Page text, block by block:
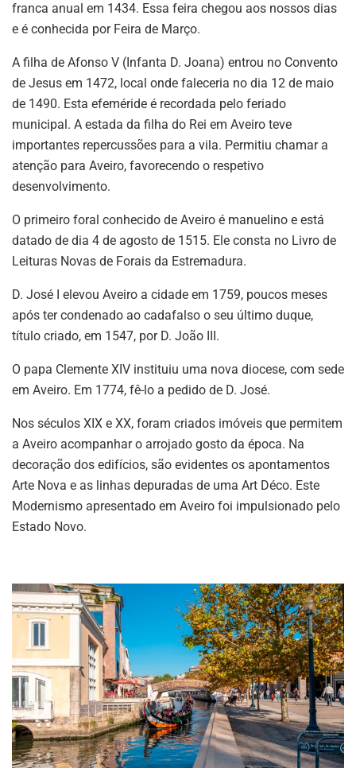
franca anual em 1434. Essa feira chegou aos nossos dias
e é conhecida por Feira de Março.
A filha de Afonso V (Infanta D. Joana) entrou no Convento
de Jesus em 1472, local onde faleceria no dia 12 de maio
de 1490. Esta efeméride é recordada pelo feriado
municipal. A estada da filha do Rei em Aveiro teve
importantes repercussões para a vila. Permitiu chamar a
atenção para Aveiro, favorecendo o respetivo
desenvolvimento.
O primeiro foral conhecido de Aveiro é manuelino e está
datado de dia 4 de agosto de 1515. Ele consta no Livro de
Leituras Novas de Forais da Estremadura.
D. José I elevou Aveiro a cidade em 1759, poucos meses
após ter condenado ao cadafalso o seu último duque,
título criado, em 1547, por D. João III.
O papa Clemente XIV instituiu uma nova diocese, com sede
em Aveiro. Em 1774, fê-lo a pedido de D. José.
Nos séculos XIX e XX, foram criados imóveis que permitem
a Aveiro acompanhar o arrojado gosto da época. Na
decoração dos edifícios, são evidentes os apontamentos
Arte Nova e as linhas depuradas de uma Art Déco. Este
Modernismo apresentado em Aveiro foi impulsionado pelo
Estado Novo.